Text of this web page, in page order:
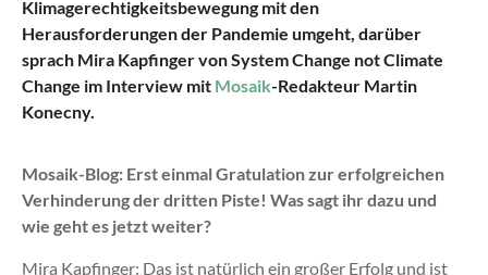
Klimagerechtigkeitsbewegung mit den
Herausforderungen der Pandemie umgeht, darüber
sprach Mira Kapfinger von System Change not Climate
Change im Interview mit Mosaik-Redakteur Martin
Konecny.
Mosaik-Blog: Erst einmal Gratulation zur erfolgreichen
Verhinderung der dritten Piste! Was sagt ihr dazu und
wie geht es jetzt weiter?
Mira Kapfinger: Das ist natürlich ein großer Erfolg und ist